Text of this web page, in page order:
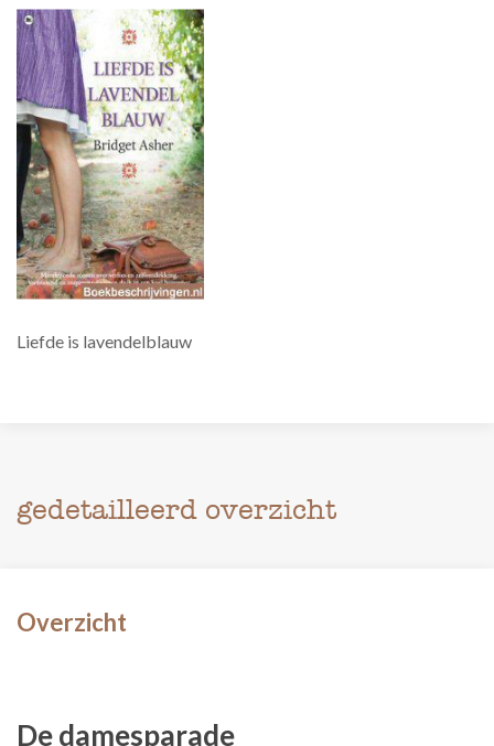
Liefde is lavendelblauw
gedetailleerd overzicht
Overzicht
De damesparade